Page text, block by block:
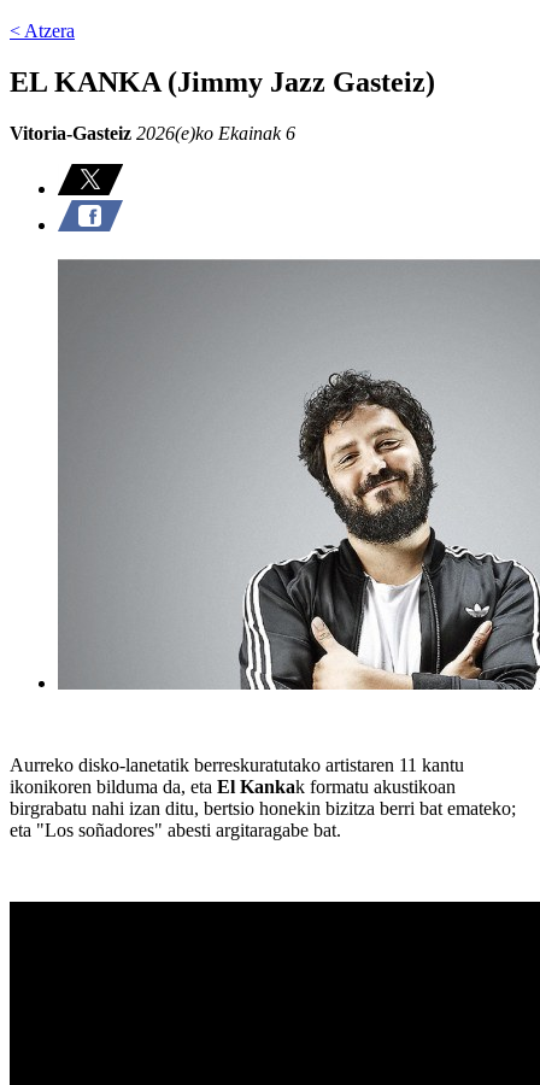
< Atzera
EL KANKA (Jimmy Jazz Gasteiz)
Vitoria-Gasteiz 2026(e)ko Ekainak 6
Aurreko disko-lanetatik berreskuratutako artistaren 11 kantu
ikonikoren bilduma da, eta El Kankak formatu akustikoan
birgrabatu nahi izan ditu, bertsio honekin bizitza berri bat emateko;
eta "Los soñadores" abesti argitaragabe bat.